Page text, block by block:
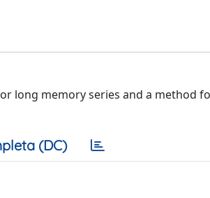
long memory series and a method
(DC)